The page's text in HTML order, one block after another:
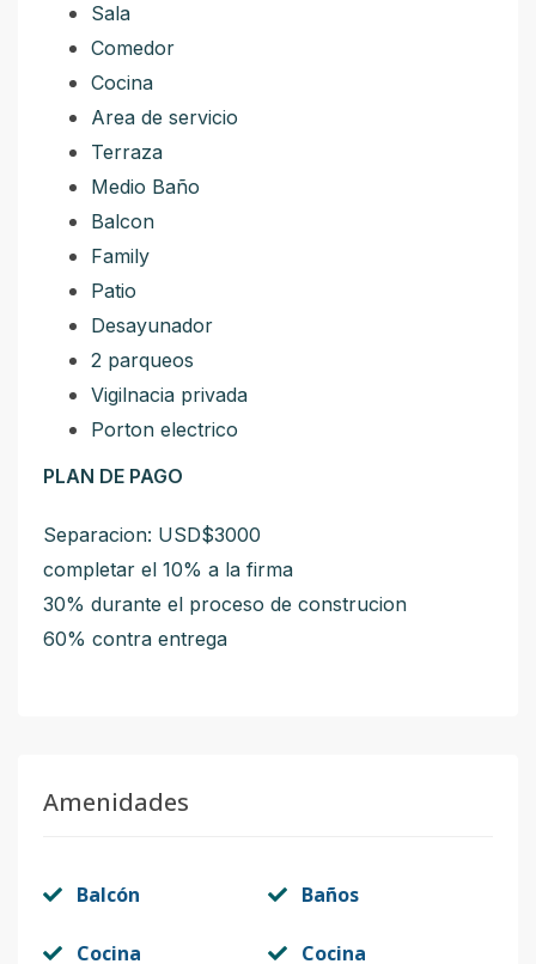
Sala
Comedor
Cocina
Area de servicio
Terraza
Medio Baño
Balcon
Family
Patio
Desayunador
2 parqueos
Vigilnacia privada
Porton electrico
PLAN DE PAGO
Separacion: USD$3000
completar el 10% a la firma
30% durante el proceso de construcion
60% contra entrega
Amenidades
Balcón Baños
Cocina Cocina